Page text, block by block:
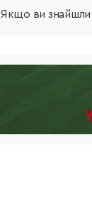
Якщо ви знайшли